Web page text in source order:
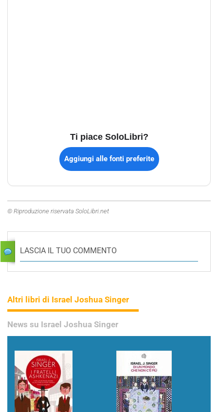
Ti piace SoloLibri?
Aggiungi alle fonti preferite
© Riproduzione riservata SoloLibri.net
LASCIA IL TUO COMMENTO
Altri libri di Israel Joshua Singer
News su Israel Joshua Singer